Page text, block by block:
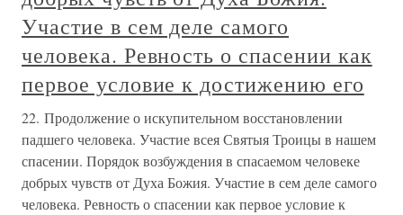
Участие в сем деле самого
человека. Ревность о спасении как
первое условие к достижению его
22. Продолжение о искупительном восстановлении
падшего человека. Участие всея Святыя Троицы в нашем
спасении. Порядок возбуждения в спасаемом человеке
добрых чувств от Духа Божия. Участие в сем деле самого
человека. Ревность о спасении как первое условие к